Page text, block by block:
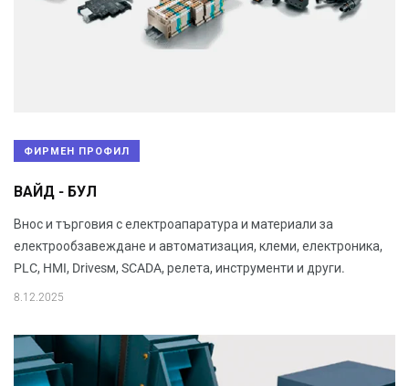
ФИРМЕН ПРОФИЛ
ВАЙД - БУЛ
Внос и търговия с електроапаратура и материали за
електрообзавеждане и автоматизация, клеми, електроника,
PLC, HMI, Drivesм, SCADA, релета, инструменти и други.
8.12.2025